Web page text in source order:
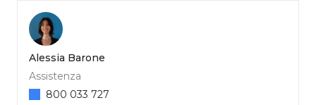
Alessia Barone
Assistenza
800 033 727